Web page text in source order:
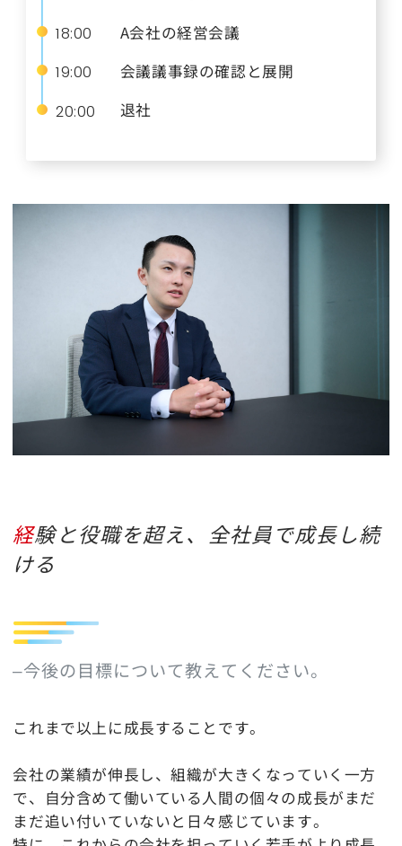
18:00
A会社の経営会議
19:00
会議議事録の確認と展開
20:00
退社
経験と役職を超え、全社員で成長し続
ける
–今後の目標について教えてください。
これまで以上に成長することです。
会社の業績が伸長し、組織が大きくなっていく一方
で、自分含めて働いている人間の個々の成長がまだ
まだ追い付いていないと日々感じています。